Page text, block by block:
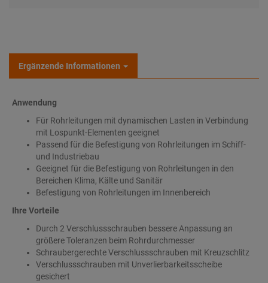
Ergänzende Informationen
Anwendung
Für Rohrleitungen mit dynamischen Lasten in Verbindung
mit Lospunkt-Elementen geeignet
Passend für die Befestigung von Rohrleitungen im Schiff-
und Industriebau
Geeignet für die Befestigung von Rohrleitungen in den
Bereichen Klima, Kälte und Sanitär
Befestigung von Rohrleitungen im Innenbereich
Ihre Vorteile
Durch 2 Verschlussschrauben bessere Anpassung an
größere Toleranzen beim Rohrdurchmesser
Schraubergerechte Verschlussschrauben mit Kreuzschlitz
Verschlussschrauben mit Unverlierbarkeitsscheibe
gesichert